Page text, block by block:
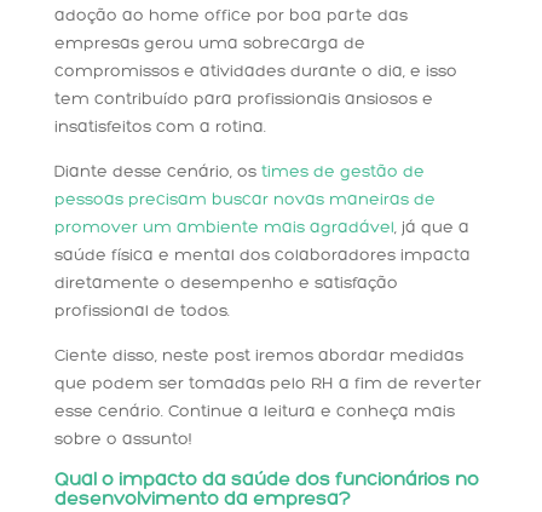
adoção ao home office por boa parte das
empresas gerou uma sobrecarga de
compromissos e atividades durante o dia, e isso
tem contribuído para profissionais ansiosos e
insatisfeitos com a rotina.
Diante desse cenário, os times de gestão de
pessoas precisam buscar novas maneiras de
promover um ambiente mais agradável, já que a
saúde física e mental dos colaboradores impacta
diretamente o desempenho e satisfação
profissional de todos.
Ciente disso, neste post iremos abordar medidas
que podem ser tomadas pelo RH a fim de reverter
esse cenário. Continue a leitura e conheça mais
sobre o assunto!
Qual o impacto da saúde dos funcionários no
desenvolvimento da empresa?